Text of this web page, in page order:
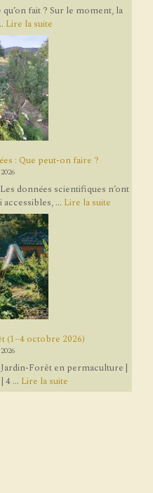
qu’on fait ? Sur le moment, la
Lire la suite
: Que peut-on faire ?
données scientifiques n’ont
accessibles, ... Lire la suite
(1–4 octobre 2026)
Forêt en permaculture |
4 ... Lire la suite